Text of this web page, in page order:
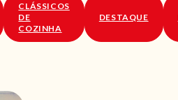
CLÁSSICOS
DE
COZINHA
DESTAQUE